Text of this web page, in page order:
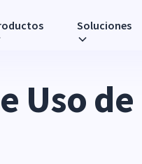
Soluciones
Uso de